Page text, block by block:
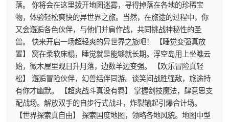
落。 你将会在这里拨开地图迷雾，寻得掉落在各地的珍稀宝
物，体验轻松爽快的异世界之旅。当然，在旅途的过程中，你
又会邂逅各色伙伴，与他们并肩作战，共同挑战神秘性的圣
兽。 快来开启一场超轻爽的异世界之旅吧！ 【睡觉变强真放
置】 窝在柔软床榻，睡觉就是能够就长期。浮空岛用上坐瞧云
始，微木屋里观日升月落，边数羊边变强。 【欢乐冒险真轻
松】 邂逅冒险伙伴，幻兽结伴同游。谈笑间战胜强敌，旅途持
有你才幽默。 【超爽战斗真没有羁】 掌握剑技魔法，肆意思支
配战场。解放双手的自步行式战斗，炸裂输起引爆合计场。
【世界探索真自由】 探索国度地图，领略各地风貌。地图中型